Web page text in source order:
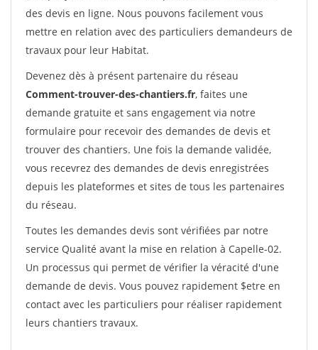
des devis en ligne. Nous pouvons facilement vous
mettre en relation avec des particuliers demandeurs de
travaux pour leur Habitat.
Devenez dès à présent partenaire du réseau
Comment-trouver-des-chantiers.fr, faites une
demande gratuite et sans engagement via notre
formulaire pour recevoir des demandes de devis et
trouver des chantiers. Une fois la demande validée,
vous recevrez des demandes de devis enregistrées
depuis les plateformes et sites de tous les partenaires
du réseau.
Toutes les demandes devis sont vérifiées par notre
service Qualité avant la mise en relation à Capelle-02.
Un processus qui permet de vérifier la véracité d'une
demande de devis. Vous pouvez rapidement $etre en
contact avec les particuliers pour réaliser rapidement
leurs chantiers travaux.